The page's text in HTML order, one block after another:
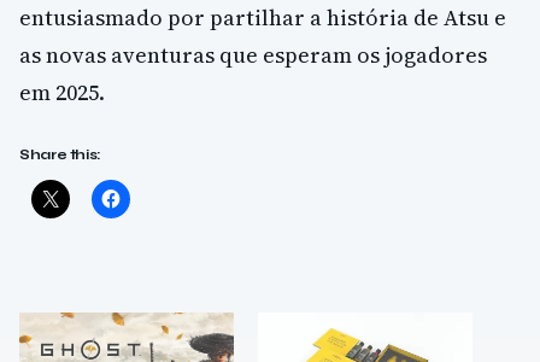
entusiasmado por partilhar a história de Atsu e
as novas aventuras que esperam os jogadores
em 2025.
Share this: